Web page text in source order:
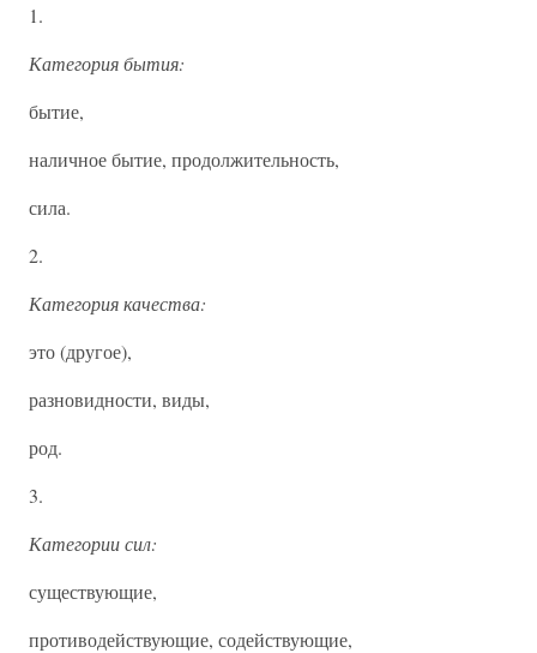
1.
Категория бытия:
бытие,
наличное бытие, продолжительность,
сила.
2.
Категория качества:
это (другое),
разновидности, виды,
род.
3.
Категории сил:
существующие,
противодействующие, содействующие,